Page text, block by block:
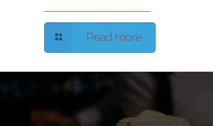
Read more